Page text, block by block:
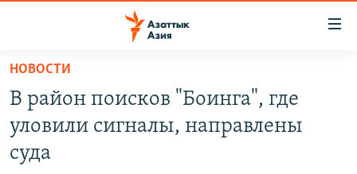
Вернуться
основному
содержанию
Вернутся
КАЗАХСТАН
НОВОСТИ
НОВОСТИ
В район поисков "Боинга", где
уловили сигналы, направлены
суда